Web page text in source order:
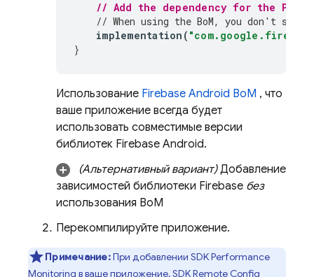
// Add the dependency for the
// When using the BoM, you don't
implementation (
}
Использование Firebase Android BoM , что
ваше приложение всегда будет
использовать совместимые версии
библиотек Firebase Android.
(Альтернативный вариант)Добавление
зависимостей библиотеки Firebase без
использования BoM
Перекомпилируйте приложение.
Примечание:При добавлении SDKPerformance
Monitoring в ваше приложение, SDKRemote Config